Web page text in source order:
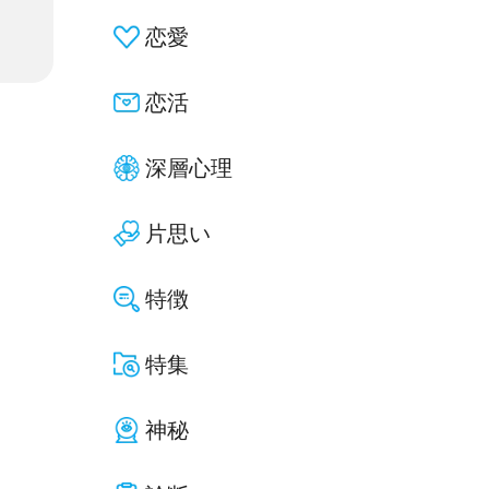
恋愛
恋活
深層心理
片思い
特徴
特集
神秘